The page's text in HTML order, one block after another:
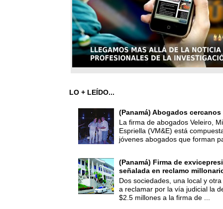
LO + LEÍDO...
(Panamá) Abogados
La firma de abogados Veleiro,
Espriella (VM&E) está
jóvenes abogados que forman
(Panamá) Firma de
señalada en reclamo
Dos sociedades, una local y
a reclamar por la vía judicial la
$2.5 millones a la firma de ...